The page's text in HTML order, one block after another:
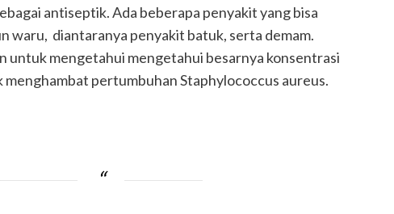
antiseptik. Ada beberapa penyakit yang bisa
waru, diantaranya penyakit batuk, serta demam.
untuk mengetahui mengetahui besarnya konsentrasi
menghambat pertumbuhan Staphylococcus aureus.